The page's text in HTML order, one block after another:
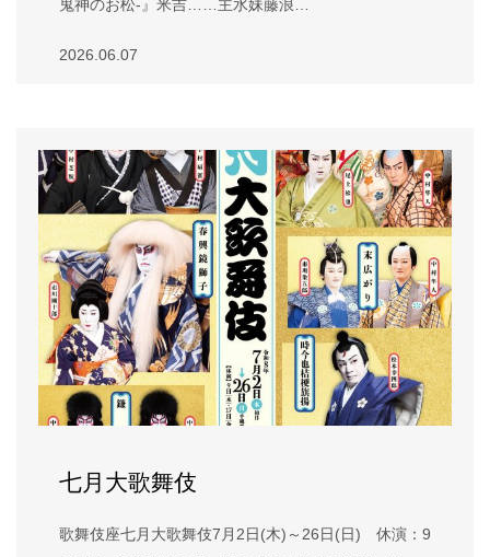
鬼神のお松-』米吉……主水妹藤浪…
2026.06.07
七月大歌舞伎
歌舞伎座七月大歌舞伎7月2日(木)～26日(日) 休演：9